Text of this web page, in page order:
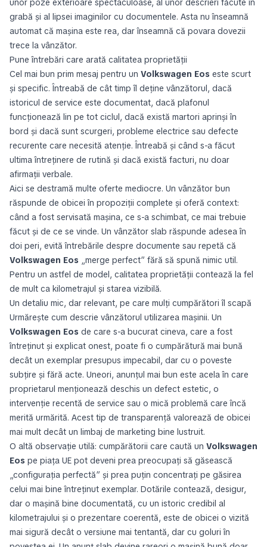
unor poze exterioare spectaculoase, al unor descrieri făcute în
grabă și al lipsei imaginilor cu documentele. Asta nu înseamnă
automat că mașina este rea, dar înseamnă că povara dovezii
trece la vânzător.
Pune întrebări care arată calitatea proprietății
Cel mai bun prim mesaj pentru un Volkswagen Eos este scurt
și specific. Întreabă de cât timp îl deține vânzătorul, dacă
istoricul de service este documentat, dacă plafonul
funcționează lin pe tot ciclul, dacă există martori aprinși în
bord și dacă sunt scurgeri, probleme electrice sau defecte
recurente care necesită atenție. Întreabă și când s-a făcut
ultima întreținere de rutină și dacă există facturi, nu doar
afirmații verbale.
Aici se destramă multe oferte mediocre. Un vânzător bun
răspunde de obicei în propoziții complete și oferă context:
când a fost servisată mașina, ce s-a schimbat, ce mai trebuie
făcut și de ce se vinde. Un vânzător slab răspunde adesea în
doi peri, evită întrebările despre documente sau repetă că
Volkswagen Eos „merge perfect” fără să spună nimic util.
Pentru un astfel de model, calitatea proprietății contează la fel
de mult ca kilometrajul și starea vizibilă.
Un detaliu mic, dar relevant, pe care mulți cumpărători îl scapă
Urmărește cum descrie vânzătorul utilizarea mașinii. Un
Volkswagen Eos de care s-a bucurat cineva, care a fost
întreținut și explicat onest, poate fi o cumpărătură mai bună
decât un exemplar presupus impecabil, dar cu o poveste
subțire și fără acte. Uneori, anunțul mai bun este acela în care
proprietarul menționează deschis un defect estetic, o
intervenție recentă de service sau o mică problemă care încă
merită urmărită. Acest tip de transparență valorează de obicei
mai mult decât un limbaj de marketing bine lustruit.
O altă observație utilă: cumpărătorii care caută un Volkswagen
Eos pe piața UE pot deveni prea preocupați să găsească
„configurația perfectă” și prea puțin concentrați pe găsirea
celui mai bine întreținut exemplar. Dotările contează, desigur,
dar o mașină bine documentată, cu un istoric credibil al
kilometrajului și o prezentare coerentă, este de obicei o vizită
mai sigură decât o versiune mai tentantă, dar cu goluri în